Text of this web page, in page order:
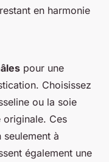
en harmonie
pour une
Choisissez
ou la soie
originale. Ces
à
également une